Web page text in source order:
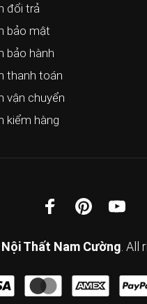
đổi trả
bảo mật
bảo hành
thanh toán
vận chuyển
kiểm hàng
Nội Thất Nam Cường .